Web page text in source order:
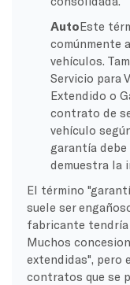
AutoEste
comúnmente
vehículos.
Servicio para
Extendido o
contrato de
vehículo
garantía
demuestra la
El término
suele ser
fabricante tendría
Muchos
extendidas", pero
contratos que se